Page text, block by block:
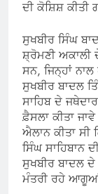
ਦੀ ਕੋਸ਼ਿਸ਼
ਸੁਖਬੀਰ ਸਿੰਘ
ਸ਼੍ਰੋਮਣੀ ਅਕਾਲੀ
ਸਨ, ਜਿਨ੍ਹਾਂ
ਸੁਖਬੀਰ ਬਾਦਲ
ਸਾਹਿਬ ਦੇ
ਫ਼ੈਸਲਾ ਕੀਤਾ
ਐਲਾਨ ਕੀਤਾ
ਸਿੰਘ ਸਾਹਿਬਾਨ
ਸੁਖਬੀਰ ਬਾਦਲ
ਮੰਤਰੀ ਰਹੇ ਆਗੂਆਂ